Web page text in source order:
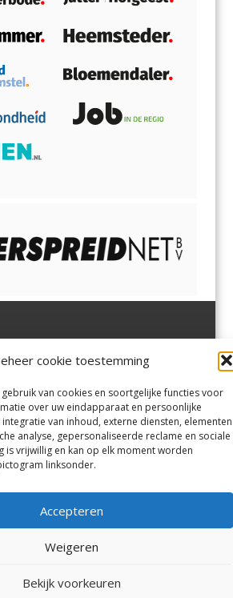
cookie toestemming
van cookies en soortgelijke functies voor
over uw eindapparaat en persoonlijke
integratie van inhoud, externe diensten, elementen
analyse, gepersonaliseerde reclame en sociale
is vrijwillig en kan op elk moment worden
linksonder.
Accepteren
Weigeren
Bekijk voorkeuren
Velserbroek,Velsen-Zuid,
Zuid,Driehuisen
Spaarnwoude.
Kennemerland Pers B.V.